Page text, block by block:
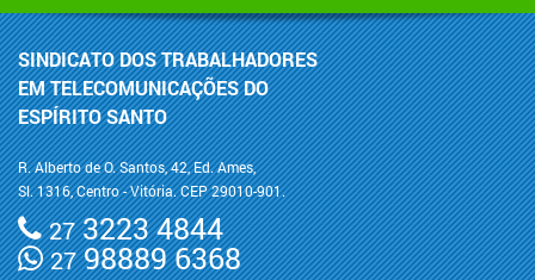
SINDICATO DOS TRABALHADORES
EM TELECOMUNICAÇÕES DO
ESPÍRITO SANTO
R. Alberto de O. Santos, 42, Ed. Ames,
Sl. 1316, Centro - Vitória. CEP 29010-901.
273223 4844
2798889 6368